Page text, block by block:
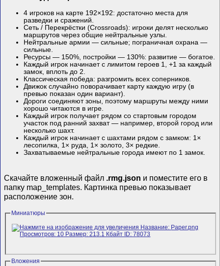
4 игроков на карте 192×192: достаточно места для
разведки и сражений.
Сеть / Перекрёстки (Crossroads): игроки делят несколько
маршрутов через общие нейтральные узлы.
Нейтральные армии — сильные; пограничная охрана —
сильные.
Ресурсы — 150%, постройки — 130%: развитие — богатое.
Каждый игрок начинает с лимитом героев 1, +1 за каждый
замок, вплоть до 2.
Классическая победа: разгромить всех соперников.
Движок случайно поворачивает карту каждую игру (в
превью показан один вариант).
Дороги соединяют зоны, поэтому маршруты между ними
хорошо читаются в игре.
Каждый игрок получает рядом со стартовым городом
участок под ранний захват — например, второй город или
несколько шахт.
Каждый игрок начинает с шахтами рядом с замком: 1×
лесопилка, 1× руда, 1× золото, 3× редкие.
Захватываемые нейтральные города имеют по 1 замок.
Скачайте вложенный файл .rmg.json и поместите его в
папку map_templates. Картинка превью показывает
расположение зон.
Миниатюры
Вложения